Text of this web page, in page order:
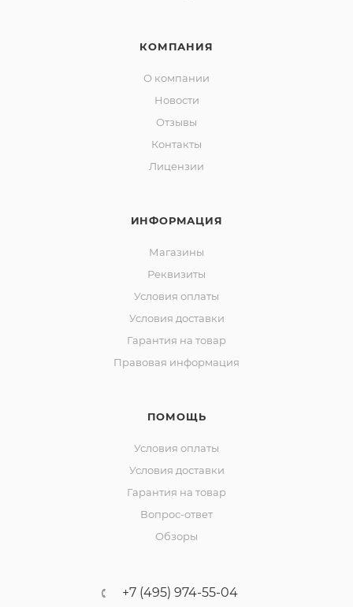
КОМПАНИЯ
О компании
Новости
Отзывы
Контакты
Лицензии
ИНФОРМАЦИЯ
Магазины
Реквизиты
Условия оплаты
Условия доставки
Гарантия на товар
Правовая информация
ПОМОЩЬ
Условия оплаты
Условия доставки
Гарантия на товар
Вопрос-ответ
Обзоры
+7 (495) 974-55-04